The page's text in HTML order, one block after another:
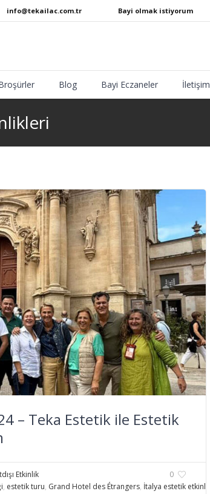
info@tekailac.com.tr Bayi olmak istiyorum
Blog Bayi Eczaneler İletişim
– Teka Estetik ile Estetik
0
Etkinlik
, estetik turu, Grand Hotel des Étrangers, İtalya estetik etkinliği